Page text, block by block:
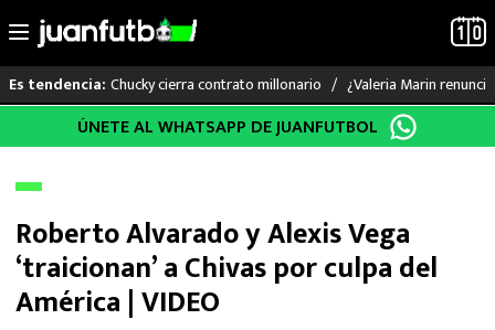
al
Es tendencia: Chucky cierra contrato millonario ¿Valeria Marin
LO ÚLTIMO
LIGA MX
RAYADOS
PUMAS
ÚNETE AL WHATSAPP DE JUANFUTBOL
Roberto Alvarado y Alexis Vega
‘traicionan’ a Chivas por culpa del
América | VIDEO